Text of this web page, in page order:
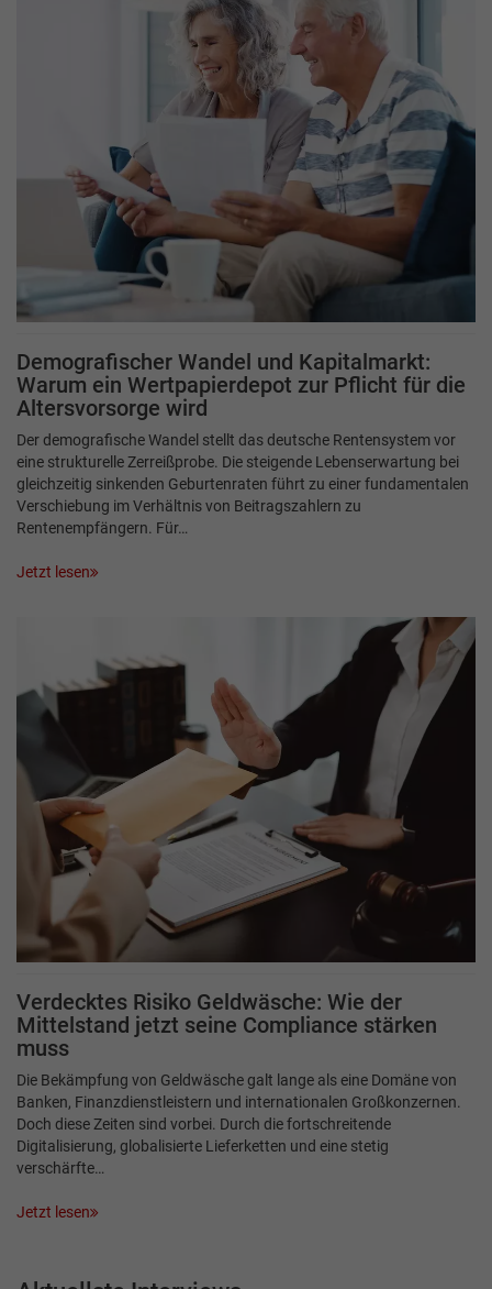
Demografischer Wandel und Kapitalmarkt:
Warum ein Wertpapierdepot zur Pflicht für die
Altersvorsorge wird
Der demografische Wandel stellt das deutsche Rentensystem vor
eine strukturelle Zerreißprobe. Die steigende Lebenserwartung bei
gleichzeitig sinkenden Geburtenraten führt zu einer fundamentalen
Verschiebung im Verhältnis von Beitragszahlern zu
Rentenempfängern. Für…
Jetzt lesen
Verdecktes Risiko Geldwäsche: Wie der
Mittelstand jetzt seine Compliance stärken
muss
Die Bekämpfung von Geldwäsche galt lange als eine Domäne von
Banken, Finanzdienstleistern und internationalen Großkonzernen.
Doch diese Zeiten sind vorbei. Durch die fortschreitende
Digitalisierung, globalisierte Lieferketten und eine stetig
verschärfte…
Jetzt lesen